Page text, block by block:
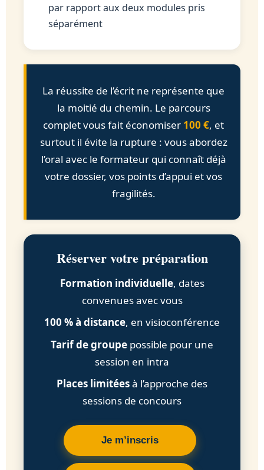
par rapport aux deux modules pris
séparément
La réussite de l’écrit ne représente que
la moitié du chemin. Le parcours
complet vous fait économiser 100 €, et
surtout il évite la rupture : vous abordez
l’oral avec le formateur qui connaît déjà
votre dossier, vos points d’appui et vos
fragilités.
Réserver votre préparation
Formation individuelle, dates
convenues avec vous
100 % à distance, en visioconférence
Tarif de groupe possible pour une
session en intra
Places limitéesà l’approche des
sessions de concours
Je m’inscris